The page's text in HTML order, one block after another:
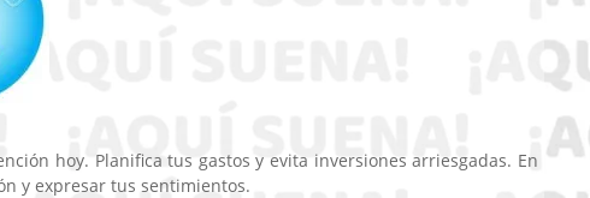
hoy. Planifica tus gastos y evita inversiones arriesgadas. En
y expresar tus sentimientos.